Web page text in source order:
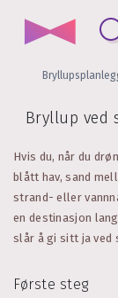
Bryllup ved
Hvis du, når du
blått hav, sand
strand- eller
en destinasjon
slår å gi sitt ja ved
Første steg